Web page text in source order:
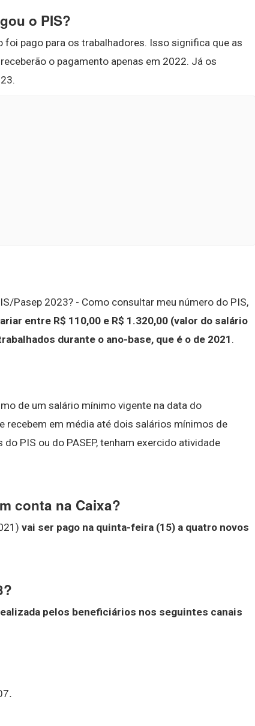
o PIS?
foi pago para os trabalhadores. Isso significa que as
o pagamento apenas em 2022. Já os
Pasep 2023? - Como consultar meu número do PIS,
entre R$ 110,00 e R$ 1.320,00 (valor do salário
durante o ano-base, que é o de 2021 .
de um salário mínimo vigente na data do
recebem em média até dois salários mínimos de
PIS ou do PASEP, tenham exercido atividade
conta na Caixa?
vai ser pago na quinta-feira (15) a quatro novos
pelos beneficiários nos seguintes canais